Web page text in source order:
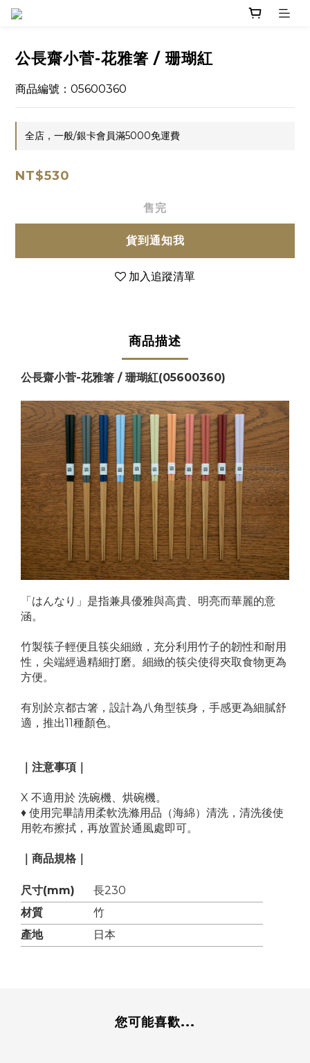
公長齋小菅-花雅箸 / 珊瑚紅
商品編號：05600360
全店，一般/銀卡會員滿5000免運費
NT$530
售完
貨到通知我
加入追蹤清單
商品描述
公長齋小菅-花雅箸 / 珊瑚紅(05600360)
「はんなり」是指兼具優雅與高貴、明亮而華麗的意
涵。
竹製筷子輕便且筷尖細緻，充分利用竹子的韌性和耐用
性，尖端經過精細打磨。細緻的筷尖使得夾取食物更為
方便。
有別於京都古箸，設計為八角型筷身，手感更為細膩舒
適，推出11種顏色。
｜注意事項｜
X 不適用於 洗碗機、烘碗機。
♦ 使用完畢請用柔軟洗滌用品（海綿）清洗，清洗後使
用乾布擦拭，再放置於通風處即可。
｜商品規格｜
尺寸(mm)
長230
材質
竹
產地 日本
您可能喜歡...